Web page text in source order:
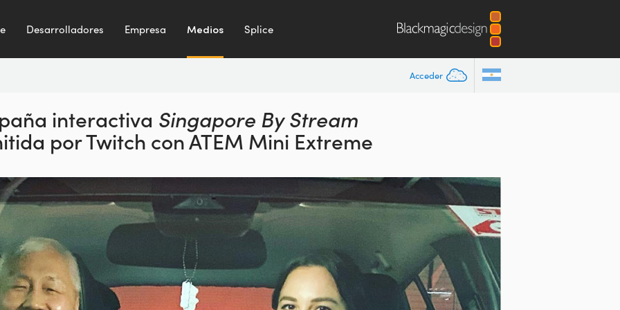
Desarrolladores Empresa Medios Splice
Acceder
interactiva Singapore By Stream
por Twitch con ATEM Mini Extreme